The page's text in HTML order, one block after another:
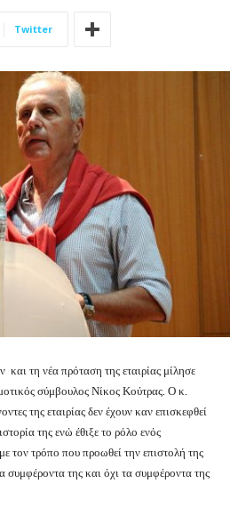
Twitter
τη νέα πρόταση της εταιρίας μίλησε
σύμβουλος Νίκος Κούτρας. Ο κ.
της εταιρίας δεν έχουν καν επισκεφθεί
της ενώ έθιξε το ρόλο ενός
τον τρόπο που προωθεί την επιστολή της
συμφέροντα της και όχι τα συμφέροντα της